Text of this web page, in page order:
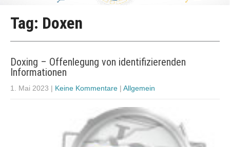
Tag: Doxen
Doxing – Offenlegung von identifizierenden
Informationen
1. Mai 2023 | Keine Kommentare | Allgemein